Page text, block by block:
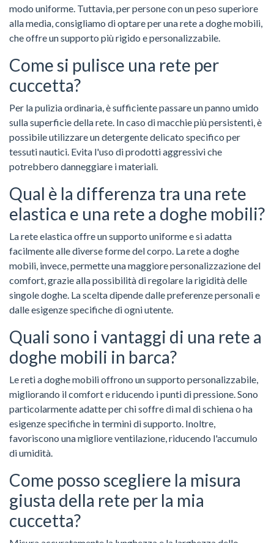
modo uniforme. Tuttavia, per persone con un peso superiore
alla media, consigliamo di optare per una rete a doghe mobili,
che offre un supporto più rigido e personalizzabile.
Come si pulisce una rete per
cuccetta?
Per la pulizia ordinaria, è sufficiente passare un panno umido
sulla superficie della rete. In caso di macchie più persistenti, è
possibile utilizzare un detergente delicato specifico per
tessuti nautici. Evita l'uso di prodotti aggressivi che
potrebbero danneggiare i materiali.
Qual è la differenza tra una rete
elastica e una rete a doghe mobili?
La rete elastica offre un supporto uniforme e si adatta
facilmente alle diverse forme del corpo. La rete a doghe
mobili, invece, permette una maggiore personalizzazione del
comfort, grazie alla possibilità di regolare la rigidità delle
singole doghe. La scelta dipende dalle preferenze personali e
dalle esigenze specifiche di ogni utente.
Quali sono i vantaggi di una rete a
doghe mobili in barca?
Le reti a doghe mobili offrono un supporto personalizzabile,
migliorando il comfort e riducendo i punti di pressione. Sono
particolarmente adatte per chi soffre di mal di schiena o ha
esigenze specifiche in termini di supporto. Inoltre,
favoriscono una migliore ventilazione, riducendo l'accumulo
di umidità.
Come posso scegliere la misura
giusta della rete per la mia
cuccetta?